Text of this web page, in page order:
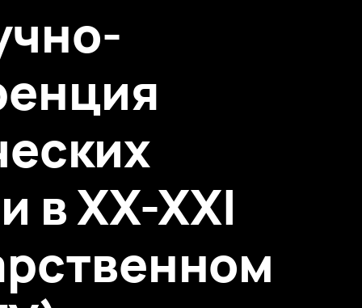
в XX-XXI